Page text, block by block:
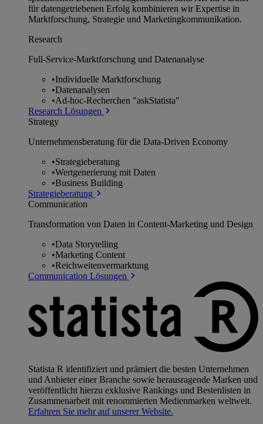
für datengetriebenen Erfolg kombinieren wir Expertise in
Marktforschung, Strategie und Marketingkommunikation.
Research
Full-Service-Marktforschung und Datenanalyse
•Individuelle Marktforschung
•Datenanalysen
•Ad-hoc-Recherchen "askStatista"
Research Lösungen
Strategy
Unternehmens­beratung für die Data-Driven Economy
•Strategieberatung
•Wertgenerierung mit Daten
•Business Building
Strategieberatung
Communication
Transformation von Daten in Content-Marketing und Design
•Data Storytelling
•Marketing Content
•Reichweitenvermarktung
Communication Lösungen
Statista R identifiziert und prämiert die besten Unternehmen
und Anbieter einer Branche sowie herausragende Marken und
veröffentlicht hierzu exklusive Rankings und Bestenlisten in
Zusammenarbeit mit renommierten Medienmarken weltweit.
Erfahren Sie mehr auf unserer Website.